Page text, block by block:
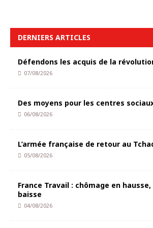
DERNIERS ARTICLES
Défendons les acquis de la
07/08/2026
Des moyens pour les centres
06/08/2026
L’armée française de retour au
05/08/2026
France Travail : chômage en
baisse
04/08/2026